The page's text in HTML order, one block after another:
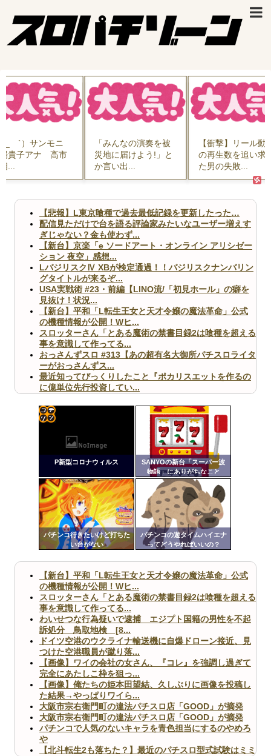
ゝ`）サンモニ
貴子アナ 高市
...
「みんなの演奏を被
災地に届けよう!」と
か言い出...
【衝撃】リール動
の再生数を追い求
た男の失敗...
【悲報】L東京喰種で過去最低記録を更新したった…
配信見ただけで台を語る評論家みたいなユーザー増えす
ぎじゃない？金も使わず...
【新台】京楽「e ソードアート・オンライン アリシゼー
ション 夜空」感想...
LバジリスクⅣ XBが検定通過！！バジリスクナンバリン
グタイトルが来るぞ...
USA実戦術 #23・前編【LINO流/「初見ホール」の癖を
見抜け！状況...
【新台】平和「L転生王女と天才令嬢の魔法革命」公式
の機種情報が公開！Wヒ...
スロッターさん「とある魔術の禁書目録2は喰種を超える
事を意識して作ってる...
おっさんずスロ #313【あの超有名大御所パチスロライタ
ーがおっさんずス...
最近知ってびっくりしたこと『ポカリスエットを作るの
に億単位先行投資してい...
ますｗ」←これどうす...
【閲覧注意】俺が近くにいると機械が壊れるんだけどさ
【画像】ペプシコーラ社、「こういうのでいいんだよ」
な新商品を発売
Powered by livedoor 相互RSS
P新型コロナウィルス
SANYOの新台「スーパー波
物語」にありがちなこと
パチンコ行きたいけど打ちた
い台がない
パチンコの遊タイムハイエナ
ってどうやればいいの？
定リ
ンク
自動
更新
ツー
【新台】平和「L転生王女と天才令嬢の魔法革命」公式
の機種情報が公開！Wヒ...
スロッターさん「とある魔術の禁書目録2は喰種を超える
事を意識して作ってる...
わいせつな行為疑いで逮捕 エジプト国籍の男性を不起
訴処分 鳥取地検 [8...
ドイツ空港のウクライナ輸送機に自爆ドローン接近、見
つけた空港職員が蹴り落...
【画像】ワイの会社の女さん、『コレ』を強調し過ぎて
完全にあたしこ枠を狙っ...
【画像】俺たちの姫本田望結、久しぶりに画像を投稿し
た結果→やっぱりワイら...
大阪市宗右衛門町の違法パチスロ店「GOOD」が摘発
大阪市宗右衛門町の違法パチスロ店「GOOD」が摘発
パチンコで人気のないキャラを青色担当にするのやめろ
や
【北斗転生2も落ちた？】最近のパチスロ型式試験はミミ